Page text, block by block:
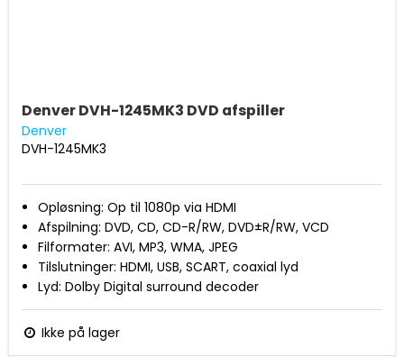
Denver DVH-1245MK3 DVD afspiller
Denver
DVH-1245MK3
Opløsning: Op til 1080p via HDMI
Afspilning: DVD, CD, CD-R/RW, DVD±R/RW, VCD
Filformater: AVI, MP3, WMA, JPEG
Tilslutninger: HDMI, USB, SCART, coaxial lyd
Lyd: Dolby Digital surround decoder
Videoformat: PAL/NTSC kompatibel
Funktioner: On-screen display, multi-angle, 4:3 / 16:9
format
Ikke på lager